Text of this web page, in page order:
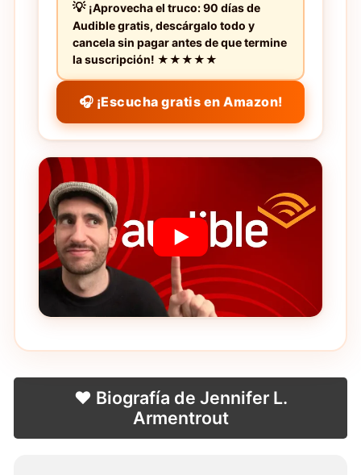
¡Aprovecha el truco: 90 días de
Audible gratis, descárgalo todo y
cancela sin pagar antes de que termine
la suscripción! ★★★★★
🎧 ¡Escucha gratis en Amazon!
❤️ Biografía de Jennifer L.
Armentrout